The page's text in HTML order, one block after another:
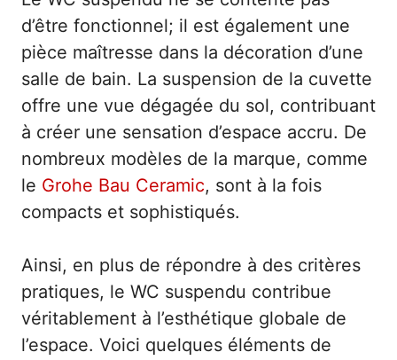
d’être fonctionnel; il est également une
pièce maîtresse dans la décoration d’une
salle de bain. La suspension de la cuvette
offre une vue dégagée du sol, contribuant
à créer une sensation d’espace accru. De
nombreux modèles de la marque, comme
le Grohe Bau Ceramic, sont à la fois
compacts et sophistiqués.
Ainsi, en plus de répondre à des critères
pratiques, le WC suspendu contribue
véritablement à l’esthétique globale de
l’espace. Voici quelques éléments de